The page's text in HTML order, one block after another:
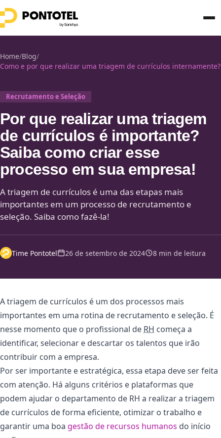
Home/Blog/
Como e por que realizar uma triagem de currículos internamente?
Recrutamento e Seleção
Por que realizar uma triagem
de currículos é importante?
Saiba como criar esse
processo em sua empresa!
A triagem de currículos é uma das etapas mais
importantes em um processo de recrutamento e
seleção. Saiba como fazê-la!
Time Pontotel 26 de setembro de 2024 8 min de leitura
A triagem de currículos é um dos processos mais
importantes em uma rotina de recrutamento e seleção. É
nesse momento que o profissional de RH começa a
identificar, selecionar e descartar os talentos que irão
contribuir com a empresa.
Por ser importante e estratégica, essa etapa deve ser feita
com atenção. Há alguns critérios e plataformas que
podem ajudar o departamento de RH a realizar a triagem
de currículos de forma eficiente, otimizar o trabalho e
garantir uma boa gestão de recursos humanos do início